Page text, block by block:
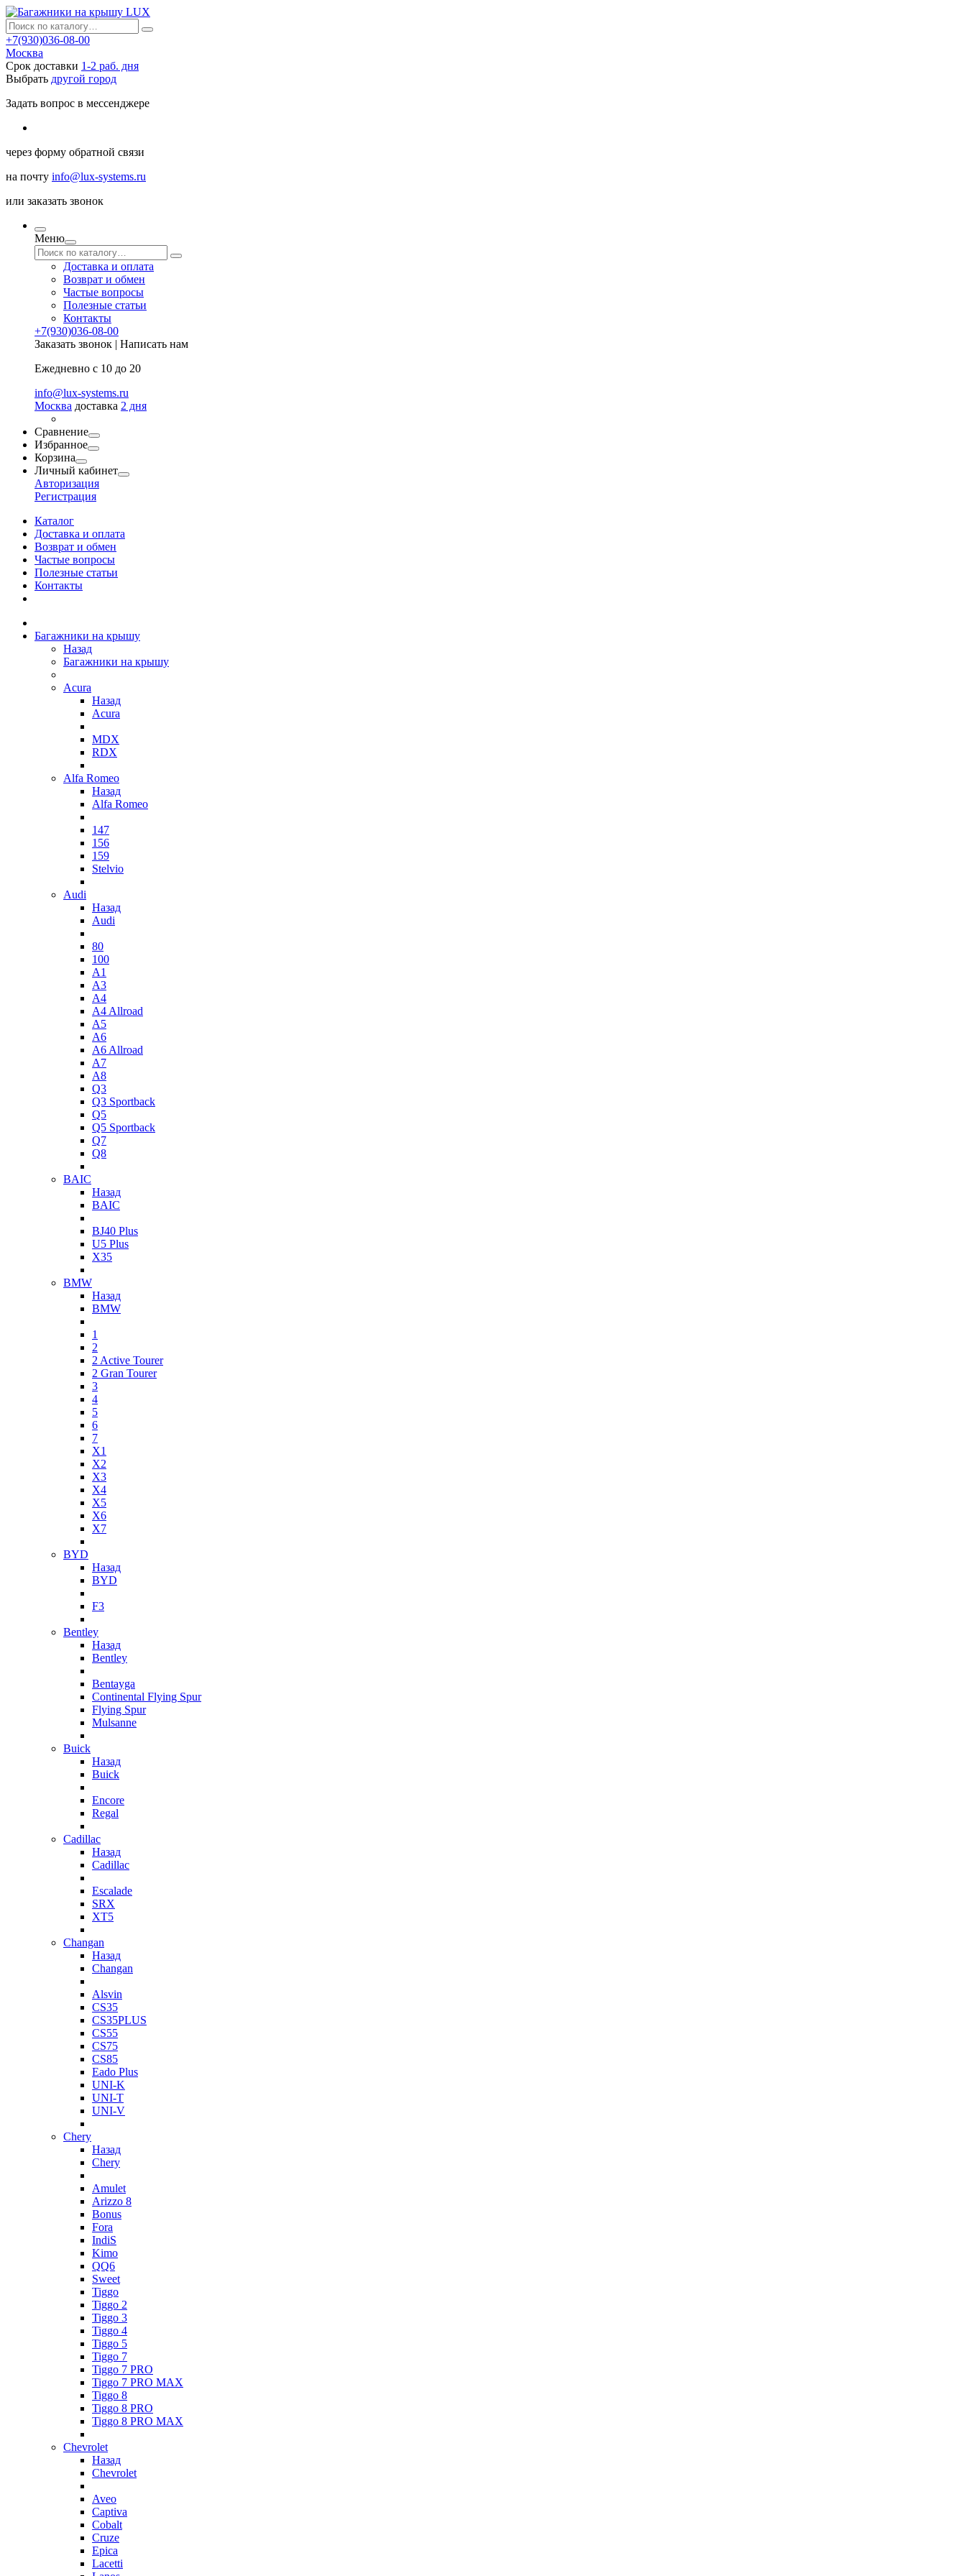
+7(930)036-08-00
Москва
Срок доставки 1-2 раб. дня
Выбрать другой город
Задать вопрос в мессенджере
через форму обратной связи
на почту info@lux-systems.ru
или заказать звонок
Меню
Доставка и оплата
Возврат и обмен
Частые вопросы
Полезные статьи
Контакты
+7(930)036-08-00
Заказать звонок | Написать нам
Ежедневно с 10 до 20
info@lux-systems.ru
Москва доставка 2 дня
Сравнение
Избранное
Корзина
Личный кабинет
Авторизация
Регистрация
Каталог
Доставка и оплата
Возврат и обмен
Частые вопросы
Полезные статьи
Контакты
Багажники на крышу
Назад
Багажники на крышу
Acura
Назад
Acura
MDX
RDX
Alfa Romeo
Назад
Alfa Romeo
147
156
159
Stelvio
Audi
Назад
Audi
80
100
A1
A3
A4
A4 Allroad
A5
A6
A6 Allroad
A7
A8
Q3
Q3 Sportback
Q5
Q5 Sportback
Q7
Q8
BAIC
Назад
BAIC
BJ40 Plus
U5 Plus
X35
BMW
Назад
BMW
1
2
2 Active Tourer
2 Gran Tourer
3
4
5
6
7
X1
X2
X3
X4
X5
X6
X7
BYD
Назад
BYD
F3
Bentley
Назад
Bentley
Bentayga
Continental Flying Spur
Flying Spur
Mulsanne
Buick
Назад
Buick
Encore
Regal
Cadillac
Назад
Cadillac
Escalade
SRX
XT5
Changan
Назад
Changan
Alsvin
CS35
CS35PLUS
CS55
CS75
CS85
Eado Plus
UNI-K
UNI-T
UNI-V
Chery
Назад
Chery
Amulet
Arizzo 8
Bonus
Fora
IndiS
Kimo
QQ6
Sweet
Tiggo
Tiggo 2
Tiggo 3
Tiggo 4
Tiggo 5
Tiggo 7
Tiggo 7 PRO
Tiggo 7 PRO MAX
Tiggo 8
Tiggo 8 PRO
Tiggo 8 PRO MAX
Chevrolet
Назад
Chevrolet
Aveo
Captiva
Cobalt
Cruze
Epica
Lacetti